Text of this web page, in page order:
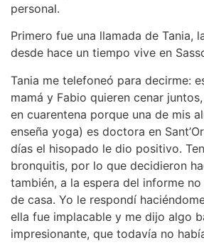
personal.
Primero fue una llamada de Tania,
desde hace un tiempo vive en
Tania me telefoneó para decirme:
mamá y Fabio quieren cenar
en cuarentena porque una de mis
enseña yoga) es doctora en
días el hisopado le dio positivo.
bronquitis, por lo que decidieron
también, a la espera del informe
de casa. Yo le respondí
ella fue implacable y me dijo algo
impresionante, que todavía no